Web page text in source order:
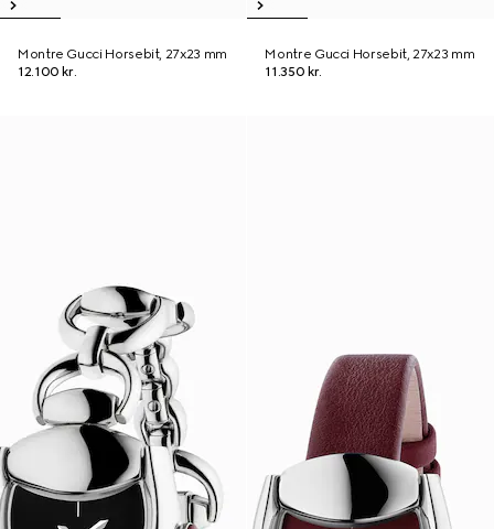
Montre Gucci Horsebit, 27x23 mm
12.100 kr.
Montre Gucci Horsebit, 27x23 mm
11.350 kr.